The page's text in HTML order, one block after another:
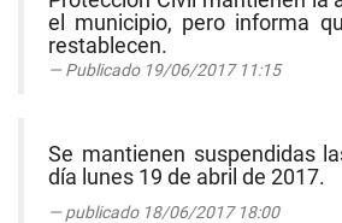
el municipio, pero informa
restablecen.
Publicado 19/06/2017 11:15
Se mantienen suspendidas
día lunes 19 de abril de 2017.
publicado 18/06/2017 18:00